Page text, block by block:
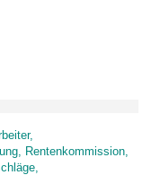
Rentenkommission,